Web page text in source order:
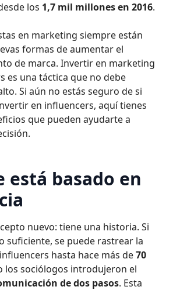
los 1,7 mil millones en 2016.
en marketing siempre están
formas de aumentar el
de marca. Invertir en marketing
es una táctica que no debe
Si aún no estás seguro de si
en influencers, aquí tienes
que pueden ayudarte a
está basado en
nuevo: tiene una historia. Si
suficiente, se puede rastrear la
hasta hace más de70
los sociólogos introdujeron el
de dos pasos. Esta